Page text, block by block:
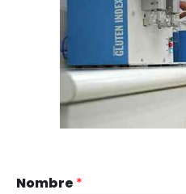
Nombre *